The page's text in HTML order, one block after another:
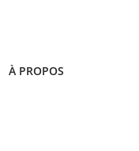
À PROPOS